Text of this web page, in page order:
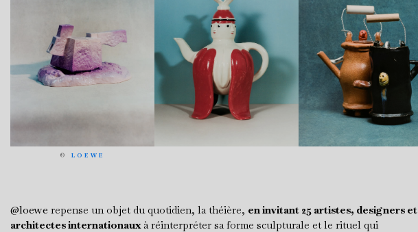
© LOEWE
@loewe repense un objet du quotidien, la théière, en invitant 25 artistes, designers et
architectes internationauxà réinterpréter sa forme sculpturale et le rituel qui